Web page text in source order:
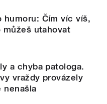
humoru: Čím víc víš,
utahovat
a chyba patologa.
vraždy provázely
nenašla